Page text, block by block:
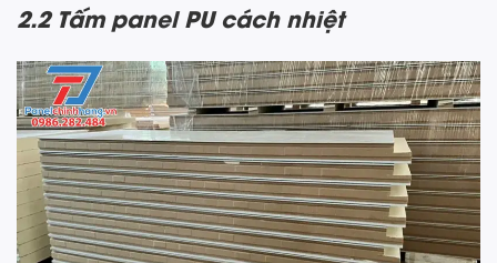
2.2 Tấm panel PU cách nhiệt